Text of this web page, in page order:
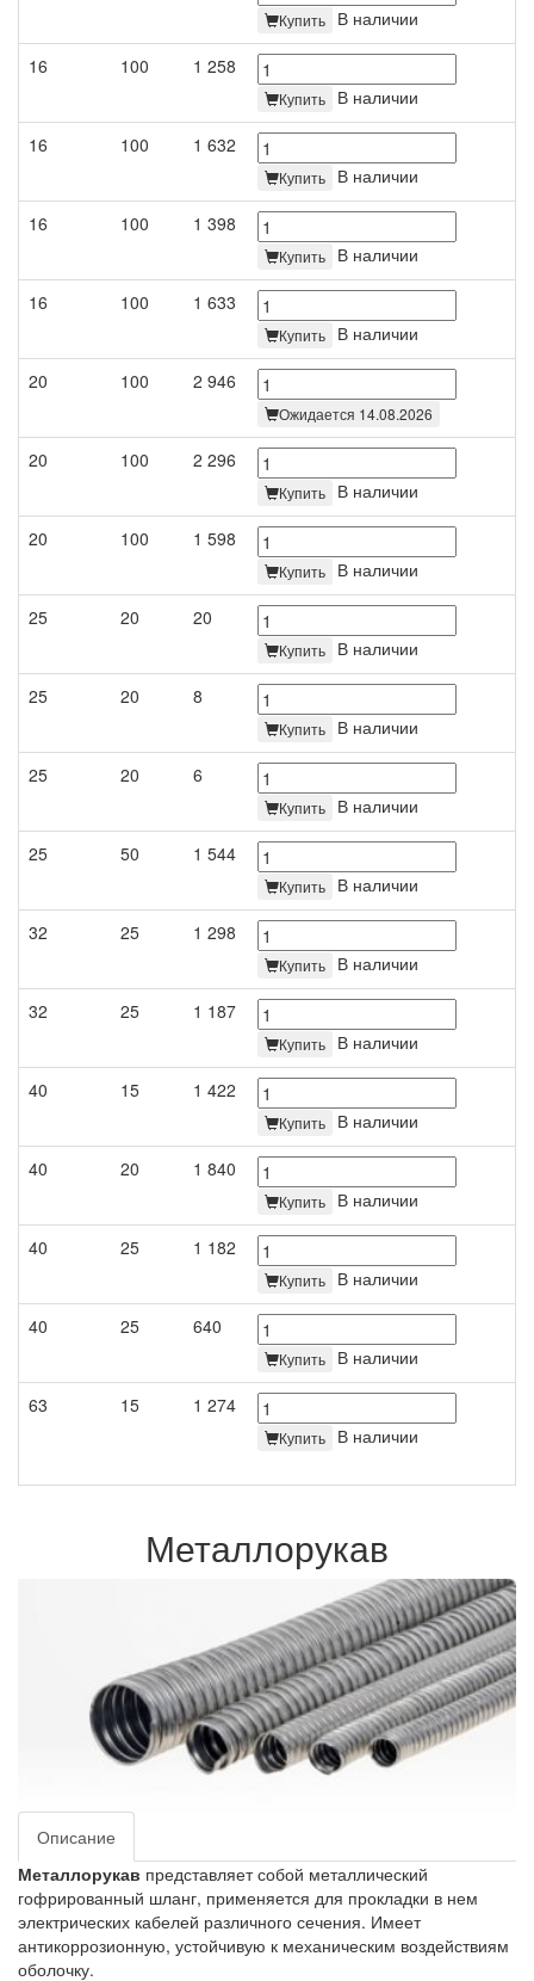
Купить
В наличии
16
100 1 258
Купить
В наличии
16
100 1 632
Купить
В наличии
16
100 1 398
Купить
В наличии
16
100 1 633
Купить
В наличии
20
100 2 946
Ожидается 14.08.2026
20 100 2 296
Купить
В наличии
20
100 1 598
Купить
В наличии
25
20 20
Купить
В наличии
25
20 8
Купить
В наличии
25
20 6
Купить
В наличии
25
50 1 544
Купить
В наличии
32
25 1 298
Купить
В наличии
32
25 1 187
Купить
В наличии
40
15 1 422
Купить
В наличии
40
20 1 840
Купить
В наличии
40
25 1 182
Купить
В наличии
40
25 640
Купить
В наличии
63
15 1 274
Купить В наличии
Металлорукав
Описание
Металлорукав представляет собой металлический
гофрированный шланг, применяется для прокладки в нем
электрических кабелей различного сечения. Имеет
антикоррозионную, устойчивую к механическим воздействиям
оболочку.